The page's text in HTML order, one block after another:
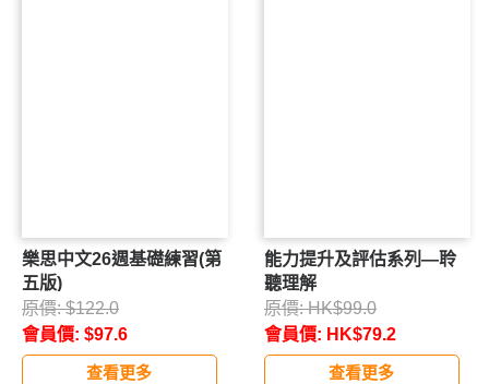
樂思中文26週基礎練習(第
五版)
原價:$122.0
會員價: $97.6
查看更多
能力提升及評估系列—聆
聽理解
原價:HK$99.0
會員價: HK$79.2
查看更多